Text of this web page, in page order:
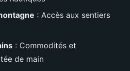
: Accès aux sentiers
: Commodités et
de main